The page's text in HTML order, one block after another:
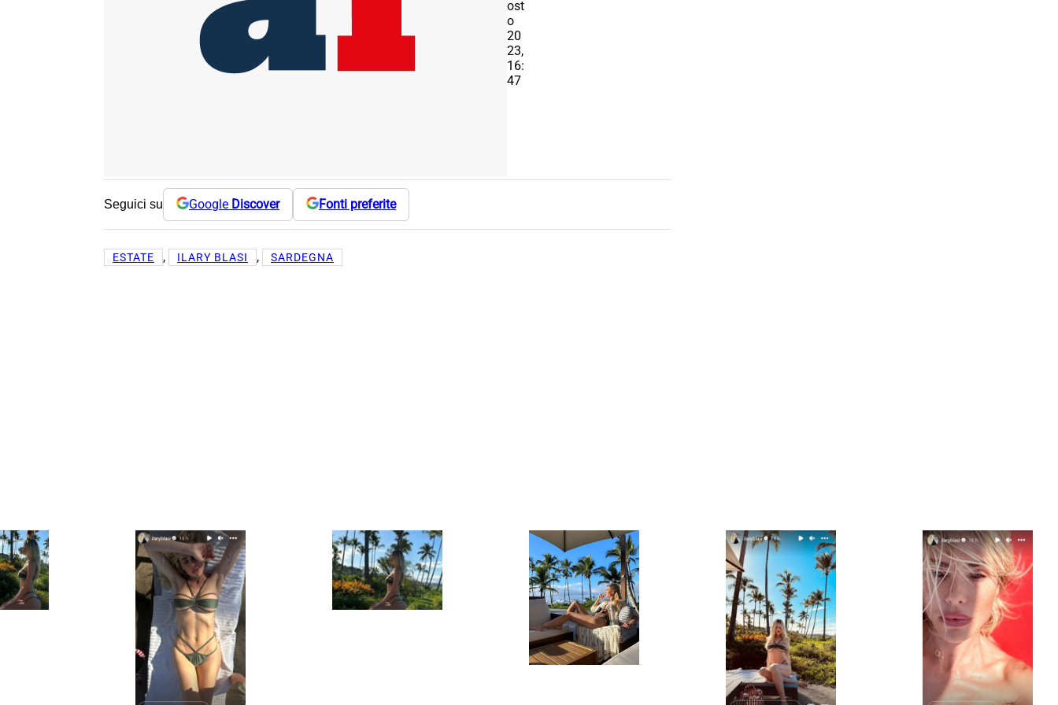
ost
o
20
23,
16:
47
Seguici su Google Discover Fonti preferite
ESTATE , ILARY BLASI , SARDEGNA